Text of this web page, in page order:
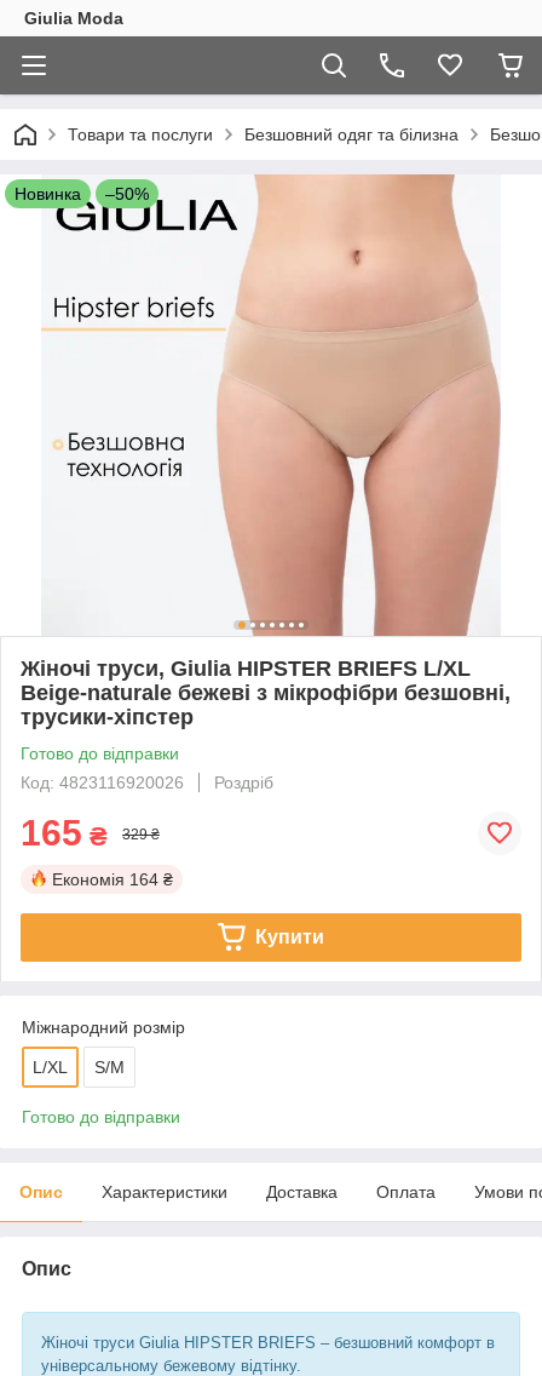
Giulia Moda
Товари та послуги Безшовний одяг та білизна
Новинка –50%
Жіночі труси, Giulia HIPSTER BRIEFS L/XL
Beige-naturale бежеві з мікрофібри безшовні,
трусики-хіпстер
Готово до відправки
Код: 4823116920026
Роздріб
165 ₴ 329 ₴
Економія 164 ₴
Купити
Міжнародний розмір
L/XL S/M
Готово до відправки
Опис Характеристики Доставка Оплата Умови
Опис
Жіночі труси Giulia HIPSTER BRIEFS – безшовний комфорт в
універсальному бежевому відтінку.